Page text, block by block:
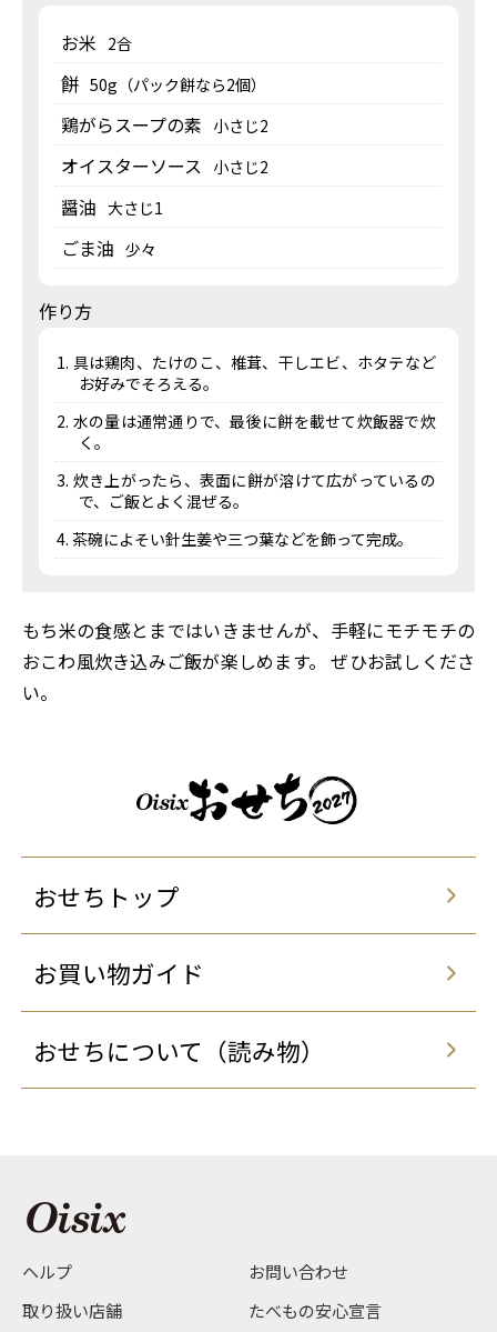
お米 2合
餅 50g（パック餅なら2個）
鶏がらスープの素 小さじ2
オイスターソース 小さじ2
醤油 大さじ1
ごま油 少々
作り方
具は鶏肉、たけのこ、椎茸、干しエビ、ホタテなど
お好みでそろえる。
水の量は通常通りで、最後に餅を載せて炊飯器で炊
く。
炊き上がったら、表面に餅が溶けて広がっているの
で、ご飯とよく混ぜる。
茶碗によそい針生姜や三つ葉などを飾って完成。
もち米の食感とまではいきませんが、手軽にモチモチの
おこわ風炊き込みご飯が楽しめます。 ぜひお試しくださ
い。
おせちトップ
お買い物ガイド
おせちについて（読み物）
ヘルプ
お問い合わせ
取り扱い店舗
たべもの安心宣言